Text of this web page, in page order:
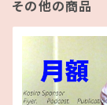
その他の商品